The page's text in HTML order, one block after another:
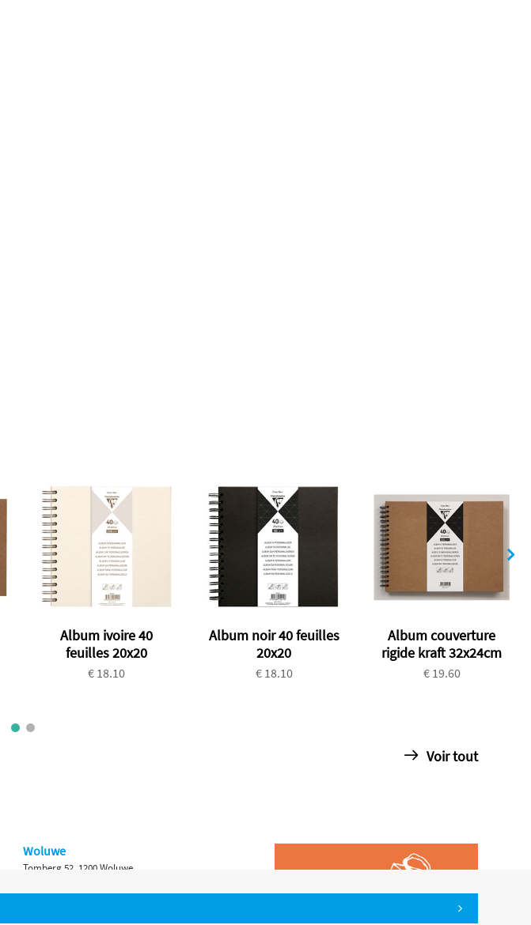
Album ivoire 40
feuilles 20x20
€ 18.10
Album noir 40 feuilles
20x20
€ 18.10
Album couverture
rigide kraft 32x24cm
€ 19.60
Voir tout
Woluwe
Tomberg 52, 1200 Woluwe
Namur